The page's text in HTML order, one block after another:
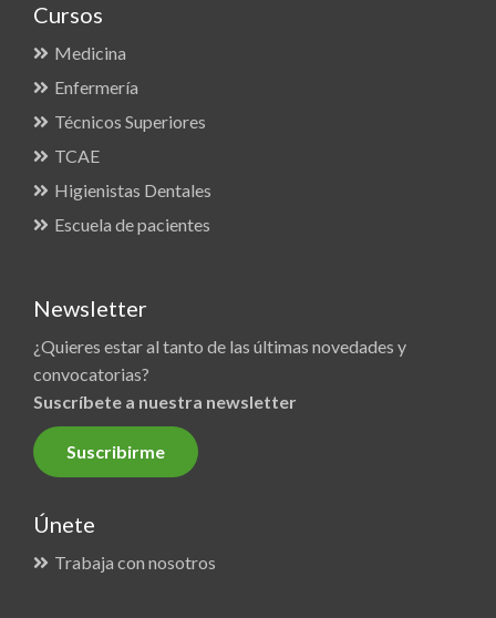
Cursos
Medicina
Enfermería
Técnicos Superiores
TCAE
Higienistas Dentales
Escuela de pacientes
Newsletter
¿Quieres estar al tanto de las últimas novedades y
convocatorias?
Suscríbete a nuestra newsletter
Suscribirme
Únete
Trabaja con nosotros